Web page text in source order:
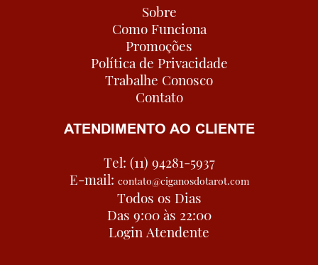
Sobre
Como Funciona
Promoções
Política de Privacidade
Trabalhe Conosco
Contato
ATENDIMENTO AO CLIENTE
Tel: (11) 94281-5937
E-mail: contato@ciganosdotarot.com
Todos os Dias
Das 9:00 às 22:00
Login Atendente